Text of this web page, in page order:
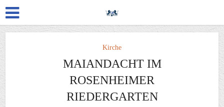
Kirche
MAIANDACHT IM
ROSENHEIMER
RIEDERGARTEN